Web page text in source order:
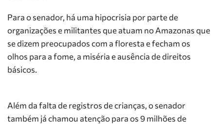
Para o senador, há uma hipocrisia por parte de
organizações e militantes que atuam no Amazonas que
se dizem preocupados com a floresta e fecham os
olhos para a fome, a miséria e ausência de direitos
básicos.
Além da falta de registros de crianças, o senador
também já chamou atenção para os 9 milhões de